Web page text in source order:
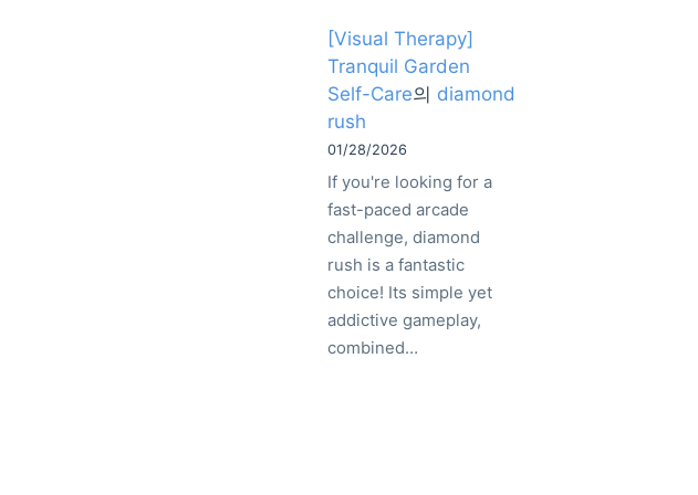
[Visual Therapy]
Tranquil Garden
Self-Care의 diamond
rush
01/28/2026
If you're looking for a
fast-paced arcade
challenge, diamond
rush is a fantastic
choice! Its simple yet
addictive gameplay,
combined…